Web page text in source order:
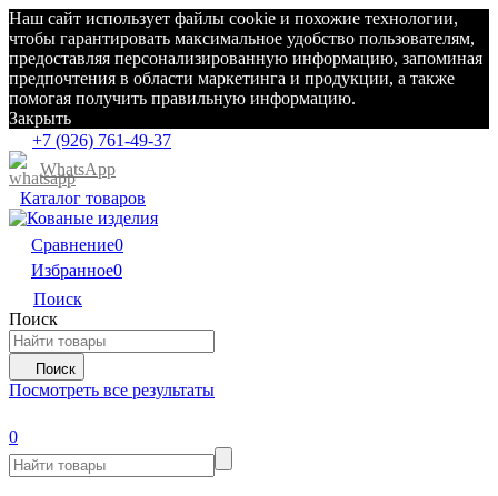
Наш сайт использует файлы cookie и похожие технологии,
чтобы гарантировать максимальное удобство пользователям,
предоставляя персонализированную информацию, запоминая
предпочтения в области маркетинга и продукции, а также
помогая получить правильную информацию.
Закрыть
+7 (926) 761-49-37
WhatsApp
Каталог товаров
Сравнение0
Избранное0
Поиск
Поиск
Поиск
Посмотреть все результаты
0